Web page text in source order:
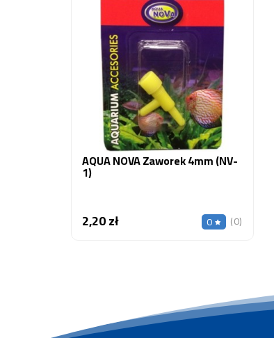
AQUA NOVA Zaworek 4mm (NV-
1)
2,20 złCena 0 (0)